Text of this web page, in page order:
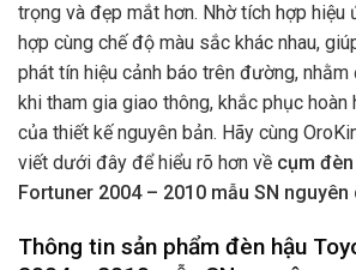
trọng và đẹp mắt hơn. Nhờ tích hợp hiệu
hợp cùng chế độ màu sắc khác nhau,
phát tín hiệu cảnh báo trên đường,
khi tham gia giao thông, khắc phục hoàn
của thiết kế nguyên bản. Hãy cùng
viết dưới đây để hiểu rõ hơn về cụm
Fortuner 2004 – 2010 mẫu SN nguyên
Thông tin sản phẩm đèn hậu